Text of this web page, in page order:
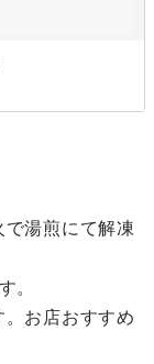
湯煎にて解凍
お店おすすめ